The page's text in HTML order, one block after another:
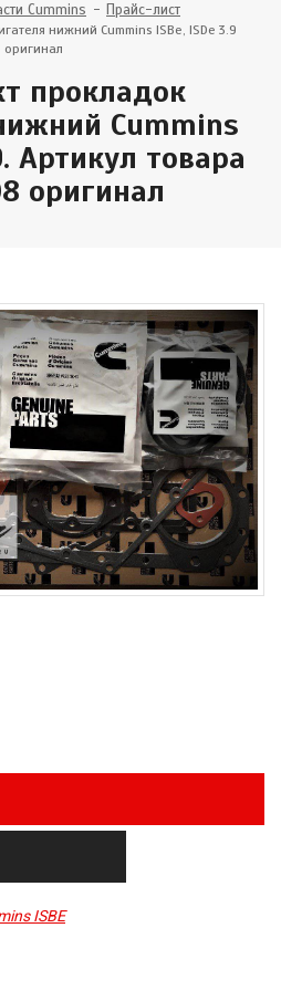
Cummins Прайс-лист
нижний Cummins ISBe, ISDe 3.9
оригинал
прокладок
Cummins
Артикул товара
оригинал
ISBE